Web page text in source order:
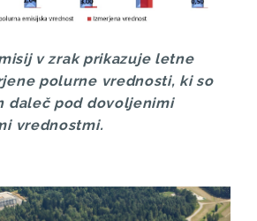
v zrak prikazuje letne
polurne vrednosti, ki so
daleč pod dovoljenimi
vrednostmi.